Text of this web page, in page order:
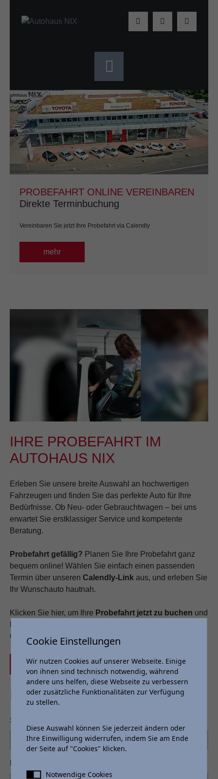
PROBEFAHRT ONLINE VEREINBAREN
Direkte Terminbuchung
Vereinbaren Sie jetzt Ihre Probefahrt via Calendly
mehr
IHRE PROBEFAHRT IM
AUTOHAUS NIX
Erleben Sie unsere breite Auswahl an hochwertigen
Fahrzeugen und finden Sie das perfekte Auto für Ihre
Bedürfnisse. Ob Neu- oder Gebrauchtwagen – bei uns
erwartet Sie erstklassiger Service und kompetente
Beratung.
Probefahrt gefällig? Planen Sie Ihre Probefahrt ganz
bequem online! Wählen Sie einfach einen passenden
Termin über unseren Calendly-Link aus, und erleben Sie
Ihr Wunschauto hautnah.
Klicken Sie hier, um Ihre Probefahrt jetzt zu buchen und
Oder einfach das Kontaktformular ausfüllen.
Jetzt Anfragen
PROBEFAHRT
Standort
Cookie Einstellungen
Wir nutzen Cookies auf unserer Webseite. Einige
von ihnen sind technisch notwendig, während
andere uns helfen, diese Webseite zu verbessern
oder zusätzliche Funktionalitäten zur Verfügung
zu stellen.
Diese Auswahl können Sie jederzeit ändern oder
Ihre Einwilligung widerrufen, indem Sie am Ende
der Seite auf "Cookies" klicken.
Notwendige Cookies